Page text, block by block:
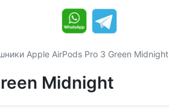
Apple AirPods Pro 3 Green Midnight
Midnight